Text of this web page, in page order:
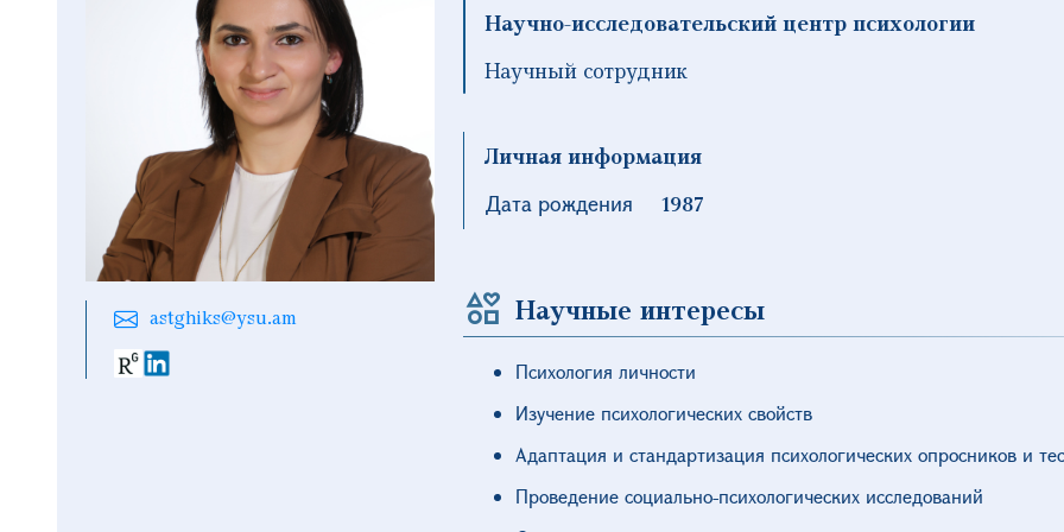
astghiks@ysu.am
Научно-исследовательский центр психологии
Научный сотрудник
Личная информация
Дата рождения
1987
Научные интересы
Психология личности
Изучение психологических свойств
Адаптация и стандартизация психологических опросников и
Проведение социально-психологических исследований